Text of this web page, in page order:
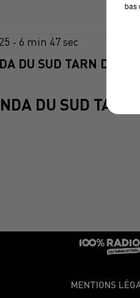
- 6 min 47 sec
DU SUD TARN DU
DU SUD TARN
MENTIONS
bas